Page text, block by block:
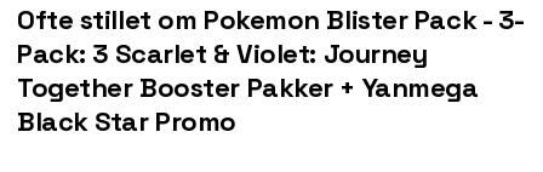
Ofte stillet om Pokemon Blister Pack - 3-
Pack: 3 Scarlet & Violet: Journey
Together Booster Pakker + Yanmega
Black Star Promo